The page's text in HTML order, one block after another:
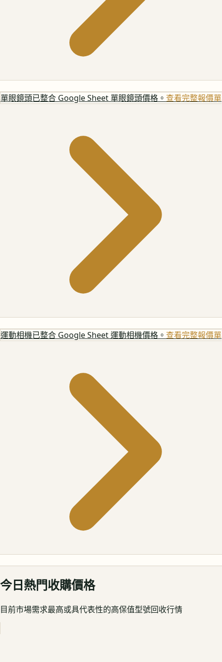
單眼鏡頭已整合 Google Sheet 單眼鏡頭價格。 查看完整報價單
運動相機已整合 Google Sheet 運動相機價格。 查看完整報價單
今日熱門收購價格
目前市場需求最高或具代表性的高保值型號回收行情